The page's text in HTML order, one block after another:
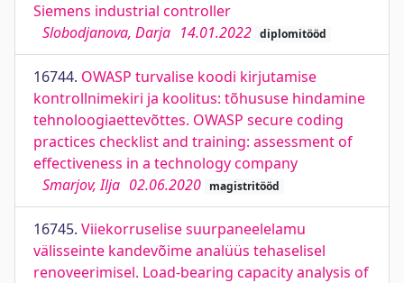
Siemens industrial controller
Slobodjanova, Darja 14.01.2022 diplomitööd
16744. OWASP turvalise koodi kirjutamise
kontrollnimekiri ja koolitus: tõhususe hindamine
tehnoloogiaettevõttes. OWASP secure coding
practices checklist and training: assessment of
effectiveness in a technology company
Smarjov, Ilja 02.06.2020 magistritööd
16745. Viiekorruselise suurpaneelelamu
välisseinte kandevõime analüüs tehaselisel
renoveerimisel. Load-bearing capacity analysis of